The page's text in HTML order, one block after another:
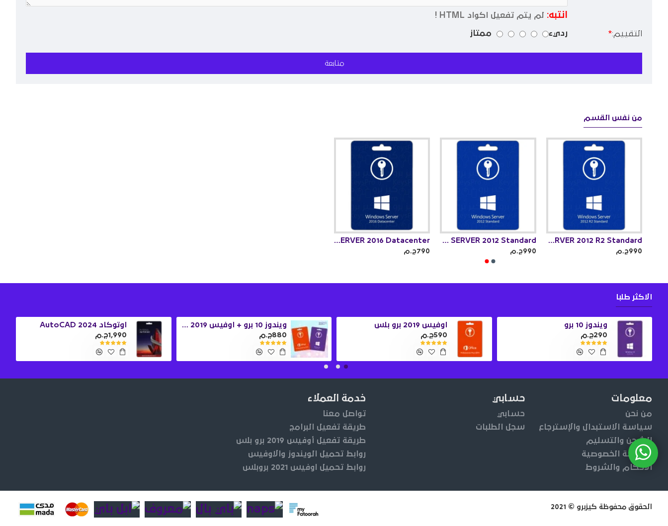
انتبه: لم يتم تفعيل اكواد HTML !
التقييم: رديء ممتاز
متابعة
من نفس القسم
WINDOWS SERVER 2012 R2 Standard
990ج.م
WINDOWS SERVER 2012 Standard
990ج.م
WINDOWS SERVER 2016 Datacenter
790ج.م
الاكثر طلبا
ويندوز 10 برو
290ج.م
اوفيس 2019 برو بلس
590ج.م
ويندوز 10 برو + اوفيس 2019 برو بلس
880ج.م
اوتوكاد 2024 AutoCAD
1,990ج.م
معلومات
من نحن
سياسة الاستبدال والإسترجاع
الشحن والتسليم
سياسة الخصوصية
الأحكام والشروط
حسابي
حسابي
سجل الطلبات
خدمة العملاء
تواصل معنا
طريقة تفعيل البرامج
طريقة تفعيل أوفيس 2019 برو بلس
روابط تحميل الويندوز والاوفيس
روابط تحميل اوفيس 2021 بروبلس
الحقوق محفوظة كيزبرو © 2021